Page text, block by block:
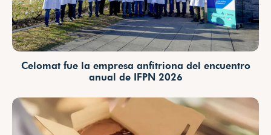
Celomat fue la empresa anfitriona del encuentro
anual de IFPN 2026